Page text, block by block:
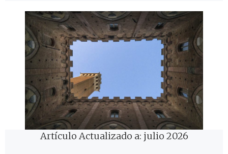
Artículo Actualizado a: julio 2026